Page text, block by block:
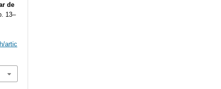
de
13–
artic